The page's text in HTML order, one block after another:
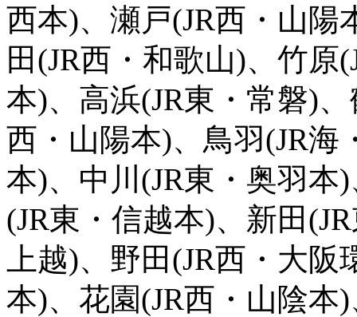
西本)、瀬戸(JR西・山陽
田(JR西・和歌山)、竹原
本)、高浜(JR東・常磐)
西・山陽本)、鳥羽(JR海
本)、中川(JR東・奥羽本
(JR東・信越本)、新田
上越)、野田(JR西・大
本)、花園(JR西・山陰本